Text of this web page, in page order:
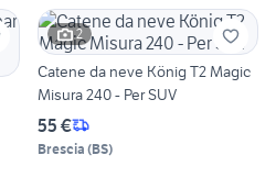
2
Catene da neve König T2 Magic
Misura 240 - Per SUV
55 €
Brescia (BS)